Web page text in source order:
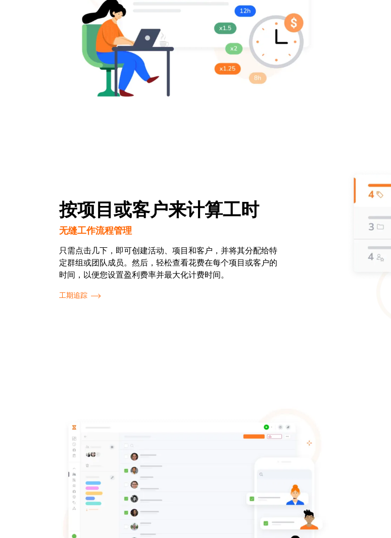
按项目或客户来计算工时
无缝工作流程管理
只需点击几下，即可创建活动、项目和客户，并将其分配给特
定群组或团队成员。然后，轻松查看花费在每个项目或客户的
时间，以便您设置盈利费率并最大化计费时间。
工期追踪